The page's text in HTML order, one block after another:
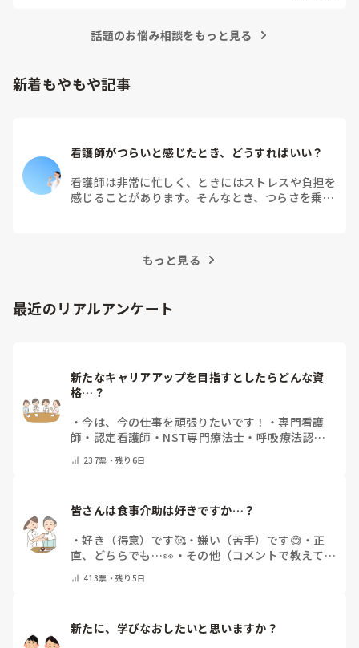
話題のお悩み相談をもっと見る
新着もやもや記事
看護師がつらいと感じたとき、どうすればいい？
看護師は非常に忙しく、ときにはストレスや負担を
感じることがあります。そんなとき、つらさを乗り
もっと見る
最近のリアルアンケート
新たなキャリアアップを目指すとしたらどんな資
格…？
・今は、今の仕事を頑張りたいです！ ・専門看護
師 ・ 認定看護師 ・ NST専門療法士 ・ 呼吸療法認定
内視鏡技師・その他(コメントで教えて下さい)
237票・残り6日
皆さんは食事介助は好きですか…？
・好き（得意）です🥰・嫌い（苦手）です😅 ・ 正
直、どちらでも…👀 ・ その他（コメントで教えてく
413票・残り5日
新たに、学びなおしたいと思いますか？